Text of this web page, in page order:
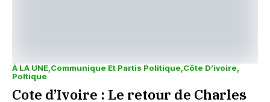
À LA UNE Communique Et Partis Politique Côte D’ivoire
Poltique
Cote d’Ivoire : Le retour de Charles